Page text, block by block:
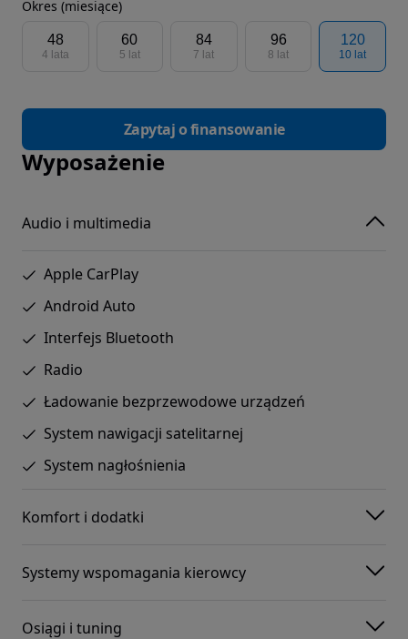
Okres (miesiące)
48
4 lata
60
5 lat
84
7 lat
96
8 lat
120
10 lat
Zapytaj o finansowanie
Wyposażenie
Audio i multimedia
Apple CarPlay
Android Auto
Interfejs Bluetooth
Radio
Ładowanie bezprzewodowe urządzeń
System nawigacji satelitarnej
System nagłośnienia
Komfort i dodatki
Systemy wspomagania kierowcy
Osiągi i tuning